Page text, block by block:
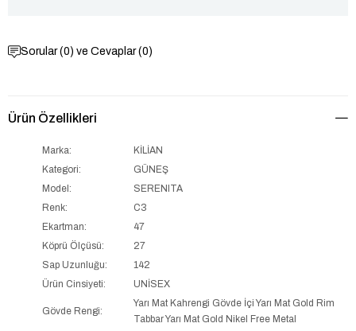
Sorular (0) ve Cevaplar (0)
Ürün Özellikleri
Marka:
KİLİAN
Kategori:
GÜNEŞ
Model:
SERENITA
Renk:
C3
Ekartman:
47
Köprü Ölçüsü:
27
Sap Uzunluğu:
142
Ürün Cinsiyeti:
UNİSEX
Gövde Rengi:
Yarı Mat Kahrengi Gövde İçi Yarı Mat Gold Rim
Tabbar Yarı Mat Gold Nikel Free Metal